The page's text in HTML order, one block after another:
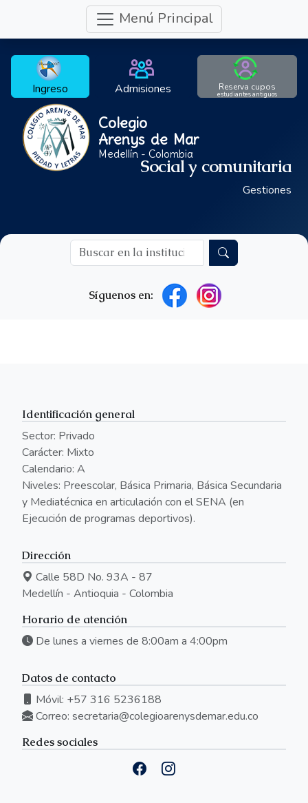
Menú Principal
Ingreso Admisiones Reserva cupos
estudiantes antiguos
Colegio
Arenys de Mar
Medellín - Colombia
Social y comunitaria
Gestiones
Síguenos en:
Identificación general
Sector: Privado
Carácter: Mixto
Calendario: A
Niveles: Preescolar, Básica Primaria, Básica Secundaria
y Mediatécnica en articulación con el SENA (en
Ejecución de programas deportivos).
Dirección
Calle 58D No. 93A - 87
Medellín - Antioquia - Colombia
Horario de atención
De lunes a viernes de 8:00am a 4:00pm
Datos de contacto
Móvil: +57 316 5236188
Correo: secretaria@colegioarenysdemar.edu.co
Redes sociales